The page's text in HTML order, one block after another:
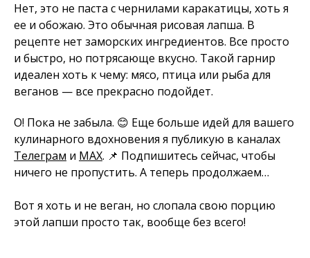
Нет, это не паста с чернилами каракатицы, хоть я
ее и обожаю. Это обычная рисовая лапша. В
рецепте нет заморских ингредиентов. Все просто
и быстро, но потрясающе вкусно. Такой гарнир
идеален хоть к чему: мясо, птица или рыба для
веганов — все прекрасно подойдет.
О! Пока не забыла. 😊 Еще больше идей для вашего
кулинарного вдохновения я публикую в каналах
Телеграм и MAX. 📌 Подпишитесь сейчас, чтобы
ничего не пропустить. А теперь продолжаем…
Вот я хоть и не веган, но слопала свою порцию
этой лапши просто так, вообще без всего!